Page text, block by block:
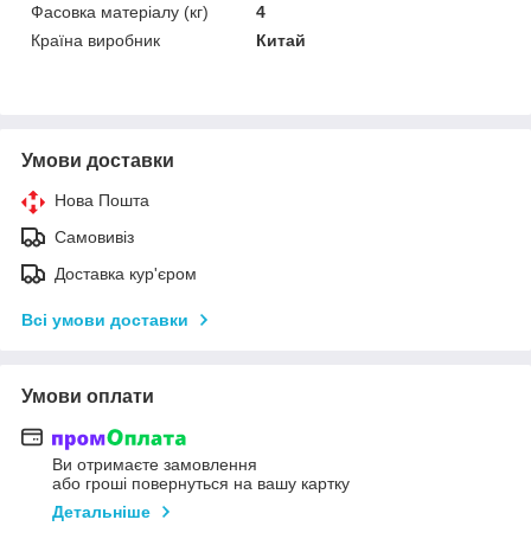
Фасовка матеріалу (кг)
4
Країна виробник
Китай
Умови доставки
Нова Пошта
Самовивіз
Доставка кур'єром
Всі умови доставки
Умови оплати
Ви отримаєте замовлення
або гроші повернуться на вашу картку
Детальніше